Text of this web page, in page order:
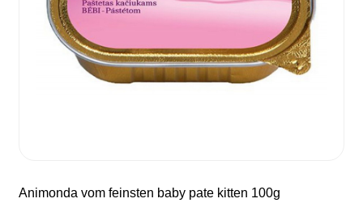
animonda vom feinsten baby pate kitten 100g